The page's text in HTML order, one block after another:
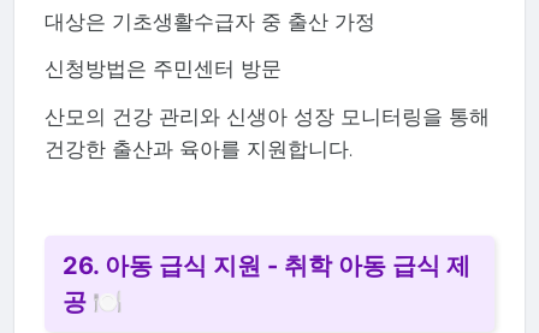
대상은 기초생활수급자 중 출산 가정
신청방법은 주민센터 방문
산모의 건강 관리와 신생아 성장 모니터링을 통해
건강한 출산과 육아를 지원합니다.
26. 아동 급식 지원 - 취학 아동 급식 제
공 🍽️